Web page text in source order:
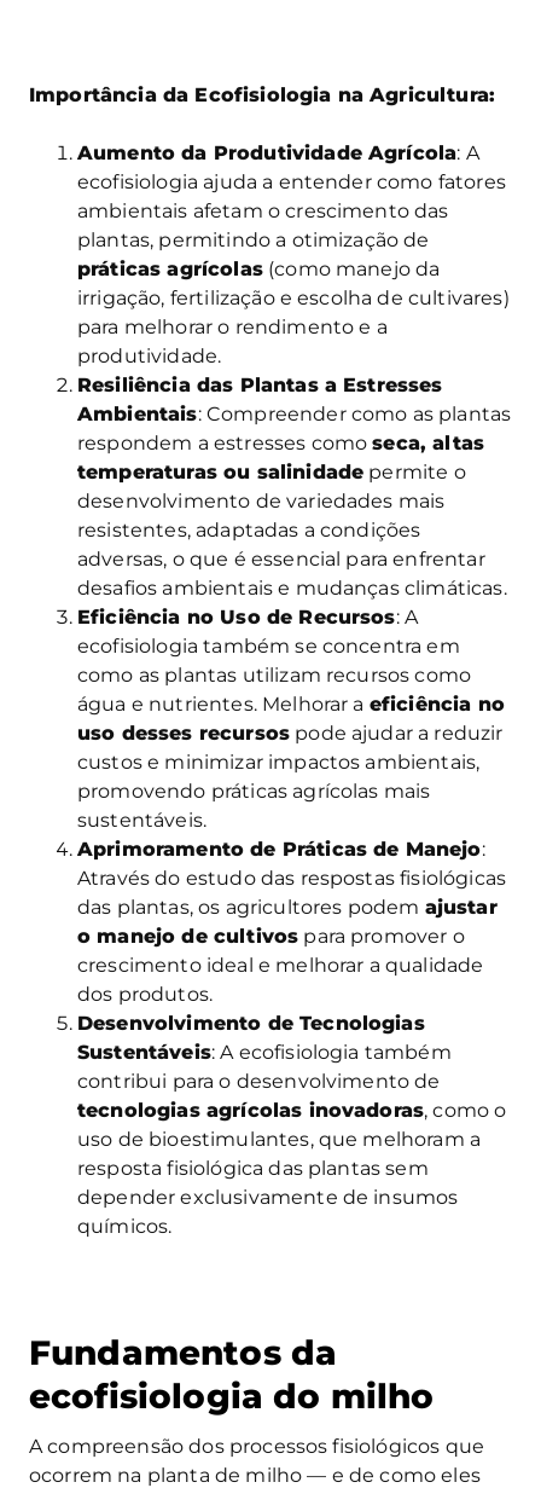
Importância da Ecofisiologia na Agricultura:
Aumento da Produtividade Agrícola: A
ecofisiologia ajuda a entender como fatores
ambientais afetam o crescimento das
plantas, permitindo a otimização de
práticas agrícolas(como manejo da
irrigação, fertilização e escolha de cultivares)
para melhorar o rendimento e a
produtividade.
Resiliência das Plantas a Estresses
Ambientais: Compreender como as plantas
respondem a estresses comoseca, altas
temperaturas ou salinidade permite o
desenvolvimento de variedades mais
resistentes, adaptadas a condições
adversas, o que é essencial para enfrentar
desafios ambientais e mudanças climáticas.
Eficiência no Uso de Recursos: A
ecofisiologia também se concentra em
como as plantas utilizam recursos como
água e nutrientes. Melhorar a eficiência no
uso desses recursos pode ajudar a reduzir
custos e minimizar impactos ambientais,
promovendo práticas agrícolas mais
sustentáveis.
Aprimoramento de Práticas de Manejo:
Através do estudo das respostas fisiológicas
das plantas, os agricultores podem ajustar
o manejo de cultivos para promover o
crescimento ideal e melhorar a qualidade
dos produtos.
Desenvolvimento de Tecnologias
Sustentáveis: A ecofisiologia também
contribui para o desenvolvimento de
tecnologias agrícolas inovadoras, como o
uso de bioestimulantes, que melhoram a
resposta fisiológica das plantas sem
depender exclusivamente de insumos
químicos.
Fundamentos da
ecofisiologia do milho
A compreensão dos processos fisiológicos que
ocorrem na planta de milho — e de como eles